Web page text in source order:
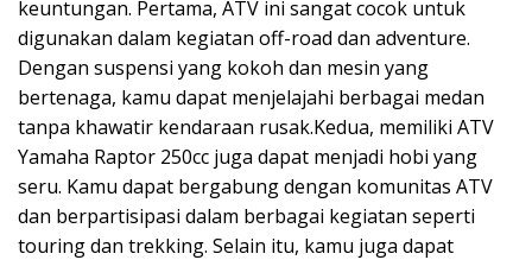
keuntungan. Pertama, ATV ini sangat cocok untuk
digunakan dalam kegiatan off-road dan adventure.
Dengan suspensi yang kokoh dan mesin yang
bertenaga, kamu dapat menjelajahi berbagai medan
tanpa khawatir kendaraan rusak.Kedua, memiliki ATV
Yamaha Raptor 250cc juga dapat menjadi hobi yang
seru. Kamu dapat bergabung dengan komunitas ATV
dan berpartisipasi dalam berbagai kegiatan seperti
touring dan trekking. Selain itu, kamu juga dapat